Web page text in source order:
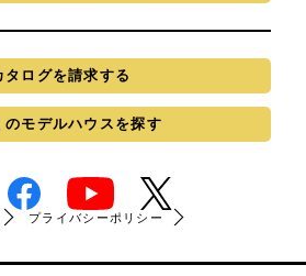
タログを請求する
のモデルハウスを探す
プライバシーポリシー